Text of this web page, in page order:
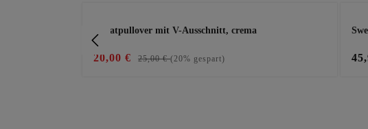
Sweatpullover mit V-Ausschnitt, crema
20,00 € 25,00 €(20% gespart)